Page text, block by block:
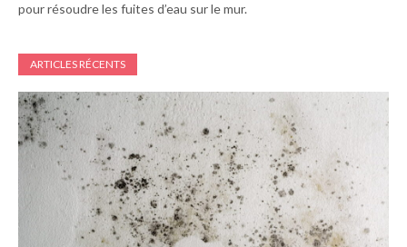
pour résoudre les fuites d’eau sur le mur.
ARTICLES RÉCENTS